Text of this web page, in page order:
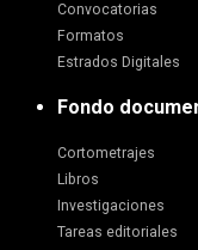
Convocatorias
Formatos
Estrados Digitales
Fondo
Cortometrajes
Libros
Investigaciones
Tareas editoriales